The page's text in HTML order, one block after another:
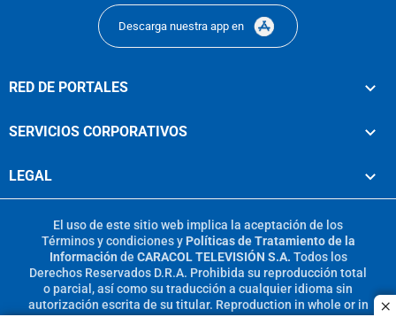
Descarga nuestra app en
RED DE PORTALES
SERVICIOS CORPORATIVOS
LEGAL
El uso de este sitio web implica la aceptación de los
Términos y condicionesy Políticas de Tratamiento de la
Información de CARACOL TELEVISIÓN S.A. Todos los
Derechos Reservados D.R.A. Prohibida su reproducción total
o parcial, así como su traducción a cualquier idioma sin
autorización escrita de su titular. Reproduction in whole or in